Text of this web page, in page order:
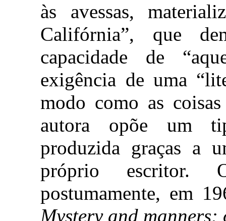
às avessas,
Califórnia”, que
capacidade de
exigência de uma
modo como as
autora opõe um
produzida graças a
próprio escritor.
postumamente, em
Mystery and manners: